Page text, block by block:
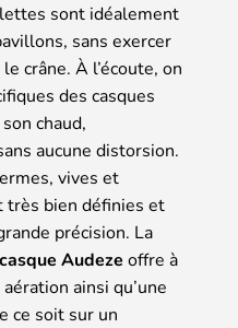
sont idéalement
sans exercer
crâne. À l’écoute, on
des casques
chaud,
aucune distorsion.
vives et
très bien définies et
précision. La
casque Audeze offre à
ainsi qu’une
ce soit sur un